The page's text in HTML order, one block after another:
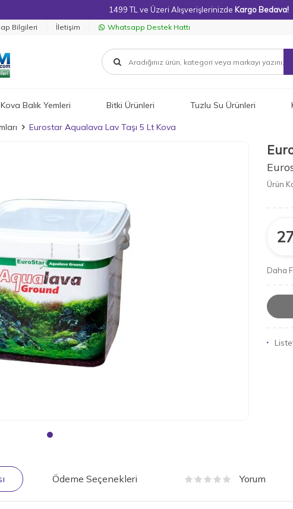
1499 TL ve Üzeri Alışverişlerinizde Kargo Bedava!
Bilgileri İletişim Whatsapp Destek Hattı
Kova Balık Yemleri Bitki Ürünleri Tuzlu Su Ürünleri
Eurostar Aqualava Lav Taşı 5 Lt Kova
Ürün
Daha
Ödeme Seçenekleri Yorum